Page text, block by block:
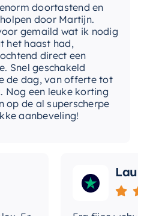
doortastend en
door Martijn.
gemaild wat ik nodig
haast had,
direct een
geschakeld
dag, van offerte tot
een leuke korting
al superscherpe
Laura